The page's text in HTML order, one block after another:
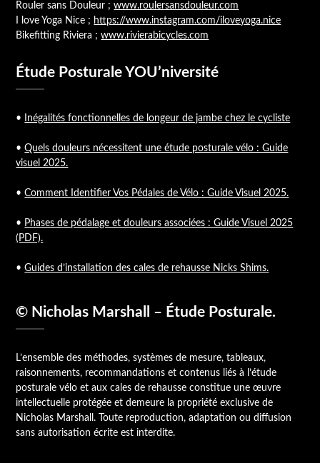
Rouler sans Douleur ;www.roulersansdouleur.com
I love Yoga Nice ; https://www.instagram.com/iloveyoga.nice
Bikefitting Riviera ;www.rivierabicycles.com
Étude Posturale YOU’niversité
• Inégalités fonctionnelles de longeur de jambe chez le cycliste
•Quels douleurs nécessitent une étude posturale vélo : Guide
visuel 2025.
•Comment Identifier Vos Pédales de Vélo : Guide Visuel 2025.
• Phases de pédalage et douleurs associées : Guide Visuel 2025
(PDF).
•Guides d’installation des cales de rehausse Nicks Shims.
© Nicholas Marshall – Étude Posturale.
L’ensemble des méthodes, systèmes de mesure, tableaux,
raisonnements, recommandations et contenus liés à l’étude
posturale vélo et aux cales de rehausse constitue une œuvre
intellectuelle protégée et demeure la propriété exclusive de
Nicholas Marshall. Toute reproduction, adaptation ou diffusion
sans autorisation écrite est interdite.